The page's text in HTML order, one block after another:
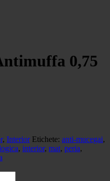
0,75
, Interior Etichete: anti-mucegai,
, interior, mat, peria,